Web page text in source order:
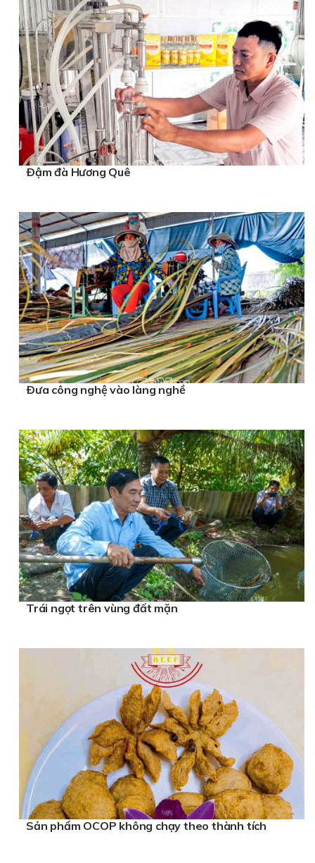
Ðậm đà Hương Quê
Ðưa công nghệ vào làng nghề
Trái ngọt trên vùng đất mặn
Sản phẩm OCOP không chạy theo thành tích